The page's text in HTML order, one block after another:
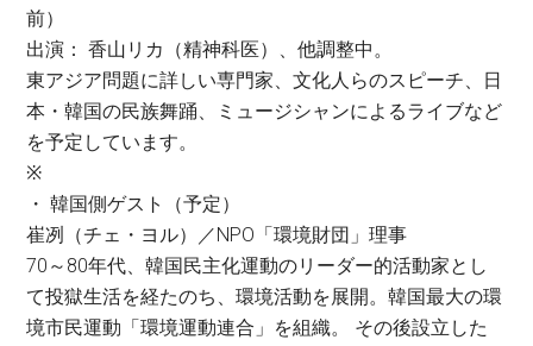
前）
出演： 香山リカ（精神科医）、他調整中。
東アジア問題に詳しい専門家、文化人らのスピーチ、日
本・韓国の民族舞踊、ミュージシャンによるライブなど
を予定しています。
※
・ 韓国側ゲスト（予定）
崔冽（チェ・ヨル）／NPO「環境財団」理事
70～80年代、韓国民主化運動のリーダー的活動家とし
て投獄生活を経たのち、環境活動を展開。韓国最大の環
境市民運動「環境運動連合」を組織。 その後設立した